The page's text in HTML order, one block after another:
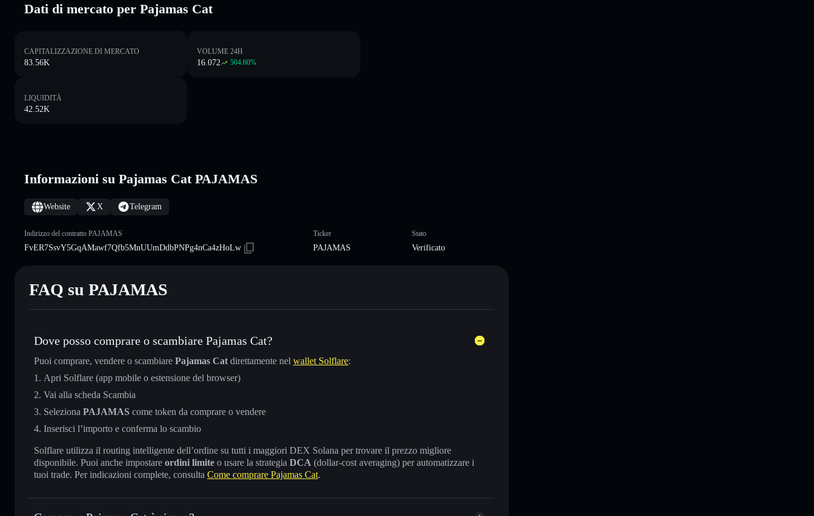
Dati di mercato per Pajamas Cat
CAPITALIZZAZIONE DI MERCATO
83.56K
VOLUME 24H
16.072 504.60%
LIQUIDITÀ
42.52K
Informazioni su Pajamas Cat PAJAMAS
Website X Telegram
Indirizzo del contratto PAJAMAS
FvER7SsvY5GqAMawf7Qfb5MnUUmDdbPNPg4nCa4zHoLw
Ticker
PAJAMAS
Stato
Verificato
FAQ su PAJAMAS
Dove posso comprare o scambiare Pajamas Cat?
Puoi comprare, vendere o scambiare Pajamas Cat direttamente nel wallet Solflare:
Apri Solflare (app mobile o estensione del browser)
Vai alla scheda Scambia
Seleziona PAJAMAS come token da comprare o vendere
Inserisci l’importo e conferma lo scambio
Solflare utilizza il routing intelligente dell’ordine su tutti i maggiori DEX Solana per trovare il prezzo migliore
disponibile. Puoi anche impostare ordini limite o usare la strategia DCA (dollar-cost averaging) per automatizzare i
tuoi trade. Per indicazioni complete, consulta Come comprare Pajamas Cat.